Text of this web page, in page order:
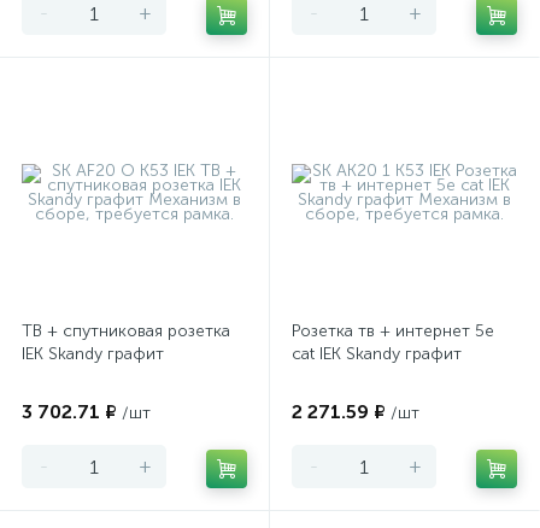
- + - +
ТВ + спутниковая розетка
IEK Skandy графит
3 702.71 ₽ /шт
- +
Розетка тв + интернет 5e
cat IEK Skandy графит
2 271.59 ₽ /шт
- +